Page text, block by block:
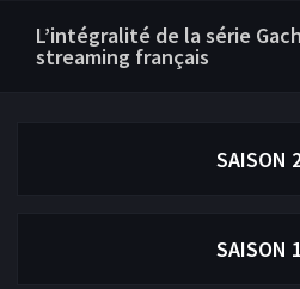
L’intégralité de la série
streaming français
SAISON
SAISON 1